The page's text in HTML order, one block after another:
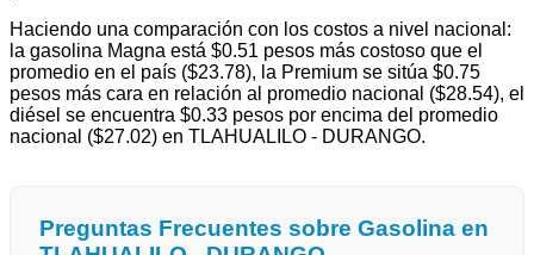
Haciendo una comparación con los costos a nivel nacional:
la gasolina Magna está $0.51 pesos más costoso que el
promedio en el país ($23.78), la Premium se sitúa $0.75
pesos más cara en relación al promedio nacional ($28.54), el
diésel se encuentra $0.33 pesos por encima del promedio
nacional ($27.02) en TLAHUALILO - DURANGO.
Preguntas Frecuentes sobre Gasolina en